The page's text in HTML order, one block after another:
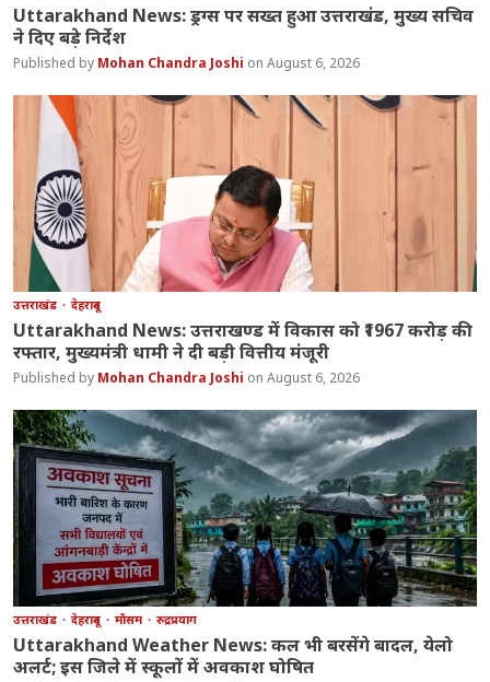
Uttarakhand News: ड्रग्स पर सख्त हुआ उत्तराखंड, मुख्य सचिव
ने दिए बड़े निर्देश
Mohan Chandra Joshi August 6, 2026
उत्तराखंड देहरादून
Uttarakhand News: उत्तराखण्ड में विकास को ₹1967 करोड़ की
रफ्तार, मुख्यमंत्री धामी ने दी बड़ी वित्तीय मंजूरी
Mohan Chandra Joshi August 6, 2026
उत्तराखंड देहरादून मौसम रुद्रप्रयाग
Uttarakhand Weather News: कल भी बरसेंगे बादल, येलो
अलर्ट; इस जिले में स्कूलों में अवकाश घोषित